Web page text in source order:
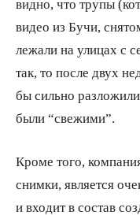
видно, что трупы
видео из Бучи,
лежали на улицах с
так, то после двух
бы сильно
были “свежими”.
Кроме того,
снимки, является
и входит в состав